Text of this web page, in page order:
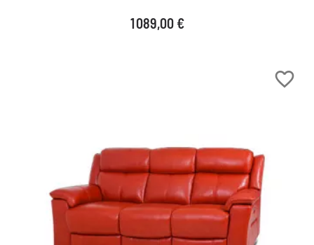
Prix
1 089,00 €
favorite_border